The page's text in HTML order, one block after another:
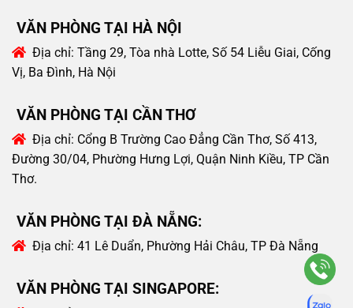
VĂN PHÒNG TẠI HÀ NỘI
Địa chỉ: Tầng 29, Tòa nhà Lotte, Số 54 Liễu Giai, Cống
Vị, Ba Đình, Hà Nội
VĂN PHÒNG TẠI CẦN THƠ
Địa chỉ: Cổng B Trường Cao Đẳng Cần Thơ, Số 413,
Đường 30/04, Phường Hưng Lợi, Quận Ninh Kiều, TP Cần
Thơ.
VĂN PHÒNG TẠI ĐÀ NẴNG:
Địa chỉ: 41 Lê Duẩn, Phường Hải Châu, TP Đà Nẵng
VĂN PHÒNG TẠI SINGAPORE: